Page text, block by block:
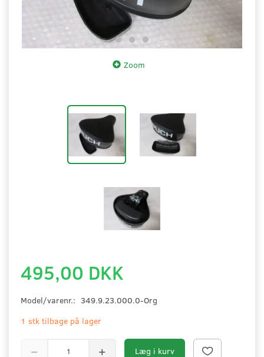
Zoom
495,00 DKK
Model/varenr.: 349.9.23.000.0-Org
1 stk tilbage på lager
Læg i kurv